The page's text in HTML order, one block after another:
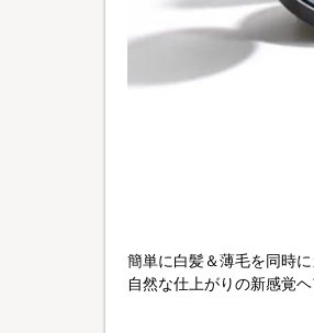
簡単に白髪＆薄毛を同時
自然な仕上がりの新感覚